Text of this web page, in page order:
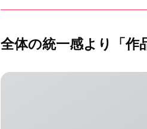
全体の統一感より「作